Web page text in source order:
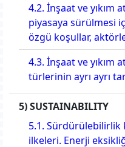
4.2. İnşaat ve yıkım
piyasaya sürülmesi
özgü koşullar,
4.3. İnşaat ve yıkım
türlerinin ayrı ayrı
5) SUSTAINABILITY
5.1. Sürdürülebilirlik
ilkeleri. Enerji